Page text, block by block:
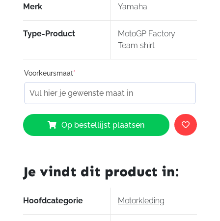
Merk Yamaha
Type-Product
MotoGP Factory
Team shirt
Voorkeursmaat*
Yamaha
MotoGP
Factory
aantal
Op bestellijst plaatsen
Je vindt dit product in:
Hoofdcategorie Motorkleding